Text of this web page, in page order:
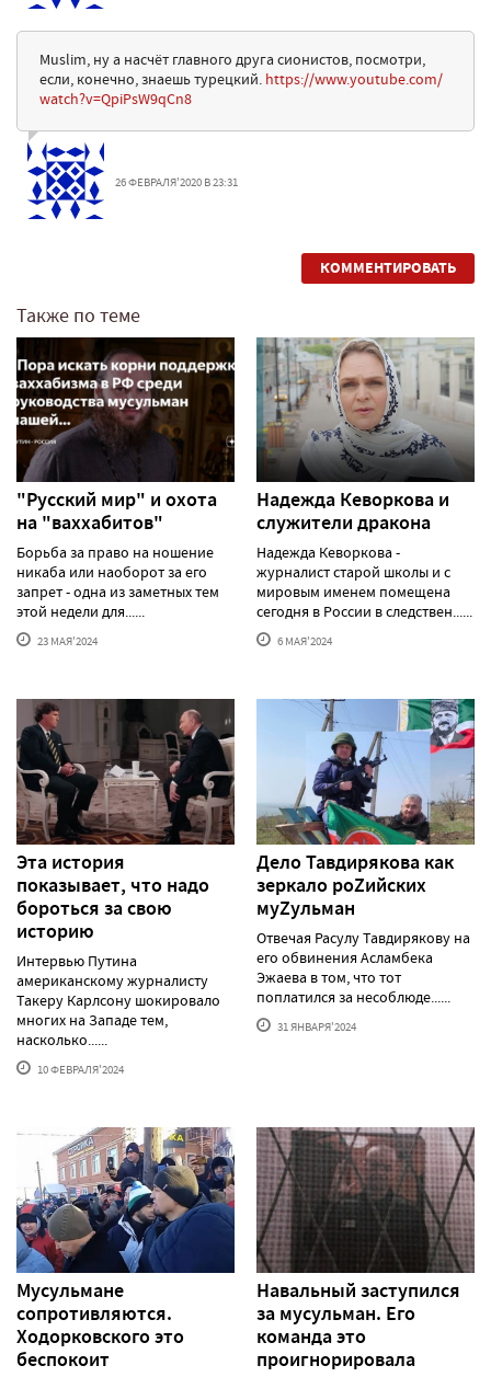
Muslim, ну а насчёт главного друга сионистов, посмотри,
если, конечно, знаешь турецкий. https://www.youtube.com/
watch?v=QpiPsW9qCn8
26 ФЕВРАЛЯ'2020 В 23:31
КОММЕНТИРОВАТЬ
Также по теме
"Русский мир" и охота
на "ваххабитов"
Борьба за право на ношение
никаба или наоборот за его
запрет - одна из заметных тем
этой недели для......
23 МАЯ'2024
Надежда Кеворкова и
служители дракона
Надежда Кеворкова -
журналист старой школы и с
мировым именем помещена
сегодня в России в следствен......
6 МАЯ'2024
Эта история
показывает, что надо
бороться за свою
историю
Интервью Путина
американскому журналисту
Такеру Карлсону шокировало
многих на Западе тем,
насколько......
10 ФЕВРАЛЯ'2024
Дело Тавдирякова как
зеркало роZийских
муZульман
Отвечая Расулу Тавдирякову на
его обвинения Асламбека
Эжаева в том, что тот
поплатился за несоблюде......
31 ЯНВАРЯ'2024
Мусульмане
сопротивляются.
Ходорковского это
беспокоит
Навальный заступился
за мусульман. Его
команда это
проигнорировала